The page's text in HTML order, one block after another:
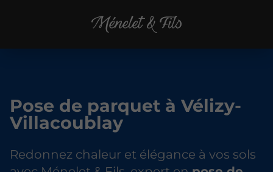
Pose de parquet à Vélizy-
Villacoublay
Redonnez chaleur et élégance à vos sols